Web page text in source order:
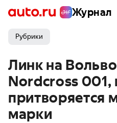
Журнал
Рубрики
Линк на
Nordcross 001,
притворяется
марки